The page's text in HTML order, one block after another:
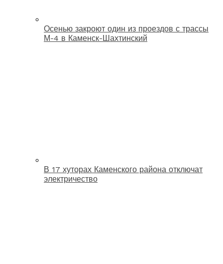
Осенью закроют один из проездов с трассы
М-4 в Каменск-Шахтинский
В 17 хуторах Каменского района отключат
электричество